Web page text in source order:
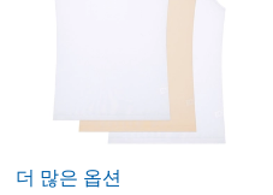
더 많은 옵션